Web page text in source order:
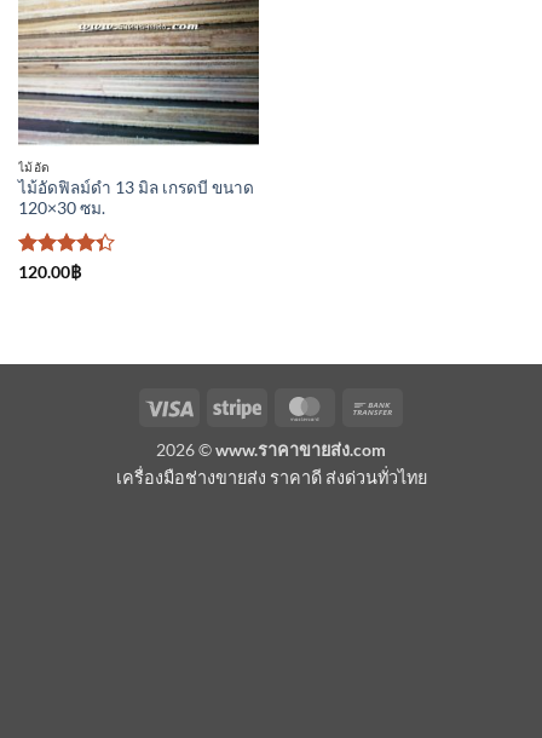
รายการ
ที่
ติดตาม
ไม้อัด
ไม้อัดฟิลม์ดำ 13 มิล เกรดบี ขนาด
120×30 ซม.
ให้
120.00฿
Visa Stripe MasterCard
2026 ©www.ราคาขายส่ง.com
เครื่องมือช่างขายส่ง ราคาดี ส่งด่วนทั่วไทย